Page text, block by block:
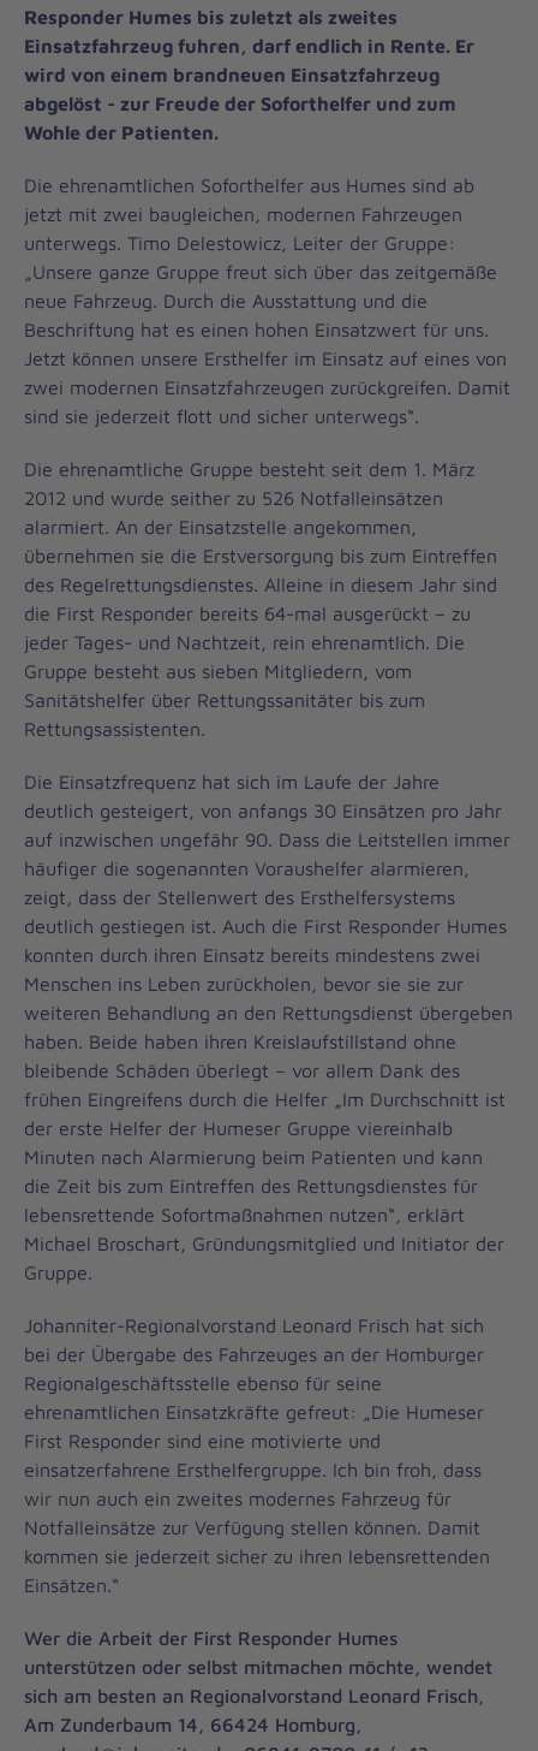
Responder Humes bis zuletzt als zweites
Einsatzfahrzeug fuhren, darf endlich in Rente. Er
wird von einem brandneuen Einsatzfahrzeug
abgelöst - zur Freude der Soforthelfer und zum
Wohle der Patienten.
Die ehrenamtlichen Soforthelfer aus Humes sind ab
jetzt mit zwei baugleichen, modernen Fahrzeugen
unterwegs. Timo Delestowicz, Leiter der Gruppe:
„Unsere ganze Gruppe freut sich über das zeitgemäße
neue Fahrzeug. Durch die Ausstattung und die
Beschriftung hat es einen hohen Einsatzwert für uns.
Jetzt können unsere Ersthelfer im Einsatz auf eines von
zwei modernen Einsatzfahrzeugen zurückgreifen. Damit
sind sie jederzeit flott und sicher unterwegs“.
Die ehrenamtliche Gruppe besteht seit dem 1. März
2012 und wurde seither zu 526 Notfalleinsätzen
alarmiert. An der Einsatzstelle angekommen,
übernehmen sie die Erstversorgung bis zum Eintreffen
des Regelrettungsdienstes. Alleine in diesem Jahr sind
die First Responder bereits 64-mal ausgerückt – zu
jeder Tages- und Nachtzeit, rein ehrenamtlich. Die
Gruppe besteht aus sieben Mitgliedern, vom
Sanitätshelfer über Rettungssanitäter bis zum
Rettungsassistenten.
Die Einsatzfrequenz hat sich im Laufe der Jahre
deutlich gesteigert, von anfangs 30 Einsätzen pro Jahr
auf inzwischen ungefähr 90. Dass die Leitstellen immer
häufiger die sogenannten Voraushelfer alarmieren,
zeigt, dass der Stellenwert des Ersthelfersystems
deutlich gestiegen ist. Auch die First Responder Humes
konnten durch ihren Einsatz bereits mindestens zwei
Menschen ins Leben zurückholen, bevor sie sie zur
weiteren Behandlung an den Rettungsdienst übergeben
haben. Beide haben ihren Kreislaufstillstand ohne
bleibende Schäden überlegt – vor allem Dank des
frühen Eingreifens durch die Helfer „Im Durchschnitt ist
der erste Helfer der Humeser Gruppe viereinhalb
Minuten nach Alarmierung beim Patienten und kann
die Zeit bis zum Eintreffen des Rettungsdienstes für
lebensrettende Sofortmaßnahmen nutzen“, erklärt
Michael Broschart, Gründungsmitglied und Initiator der
Gruppe.
Johanniter-Regionalvorstand Leonard Frisch hat sich
bei der Übergabe des Fahrzeuges an der Homburger
Regionalgeschäftsstelle ebenso für seine
ehrenamtlichen Einsatzkräfte gefreut: „Die Humeser
First Responder sind eine motivierte und
einsatzerfahrene Ersthelfergruppe. Ich bin froh, dass
wir nun auch ein zweites modernes Fahrzeug für
Notfalleinsätze zur Verfügung stellen können. Damit
kommen sie jederzeit sicher zu ihren lebensrettenden
Einsätzen.“
Wer die Arbeit der First Responder Humes
unterstützen oder selbst mitmachen möchte, wendet
sich am besten an Regionalvorstand Leonard Frisch,
Am Zunderbaum 14, 66424 Homburg,